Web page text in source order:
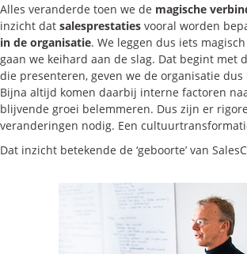
Neem Contact op
Contact
Inschrijven SalesCultuur-nieuws
Alles veranderde toen we de magische
inzicht dat salesprestaties vooral worden
in de organisatie. We leggen dus iets
gaan we keihard aan de slag. Dat begint met
die presenteren, geven we de organisatie
Bijna altijd komen daarbij interne factoren
blijvende groei belemmeren. Dus zijn er
veranderingen nodig. Een
Dat inzicht betekende de ‘geboorte’ van